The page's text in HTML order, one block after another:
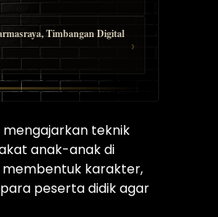
Timbangan Digital
›
mengajarkan teknik
anak-anak di
membentuk karakter,
peserta didik agar